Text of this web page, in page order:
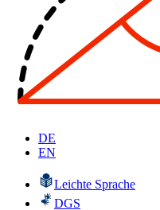
DE
EN
Leichte Sprache
DGS